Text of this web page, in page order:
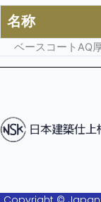
名称
ベースコートAQ